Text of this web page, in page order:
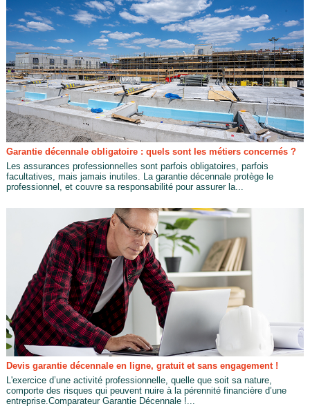
Garantie décennale obligatoire : quels sont les métiers concernés ?
Les assurances professionnelles sont parfois obligatoires, parfois
facultatives, mais jamais inutiles. La garantie décennale protège le
professionnel, et couvre sa responsabilité pour assurer la...
Devis garantie décennale en ligne, gratuit et sans engagement !
L'exercice d’une activité professionnelle, quelle que soit sa nature,
comporte des risques qui peuvent nuire à la pérennité financière d’une
entreprise.Comparateur Garantie Décennale !...